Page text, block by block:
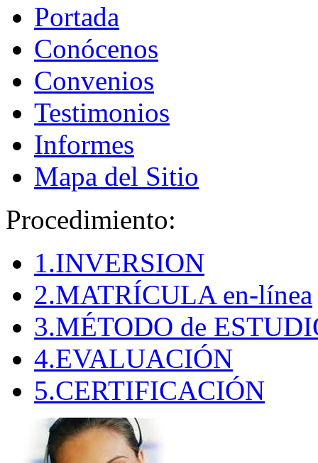
Portada
Conócenos
Convenios
Testimonios
Informes
Mapa del Sitio
Procedimiento:
1.INVERSION
2.MATRÍCULA en-línea
3.MÉTODO de
4.EVALUACIÓN
5.CERTIFICACIÓN